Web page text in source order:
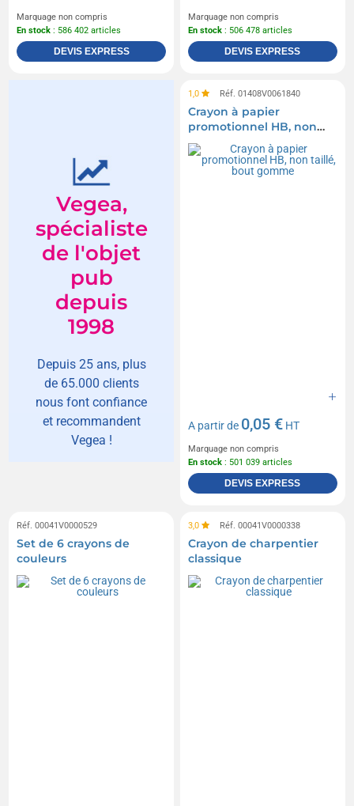
Marquage non compris
En stock : 586 402 articles
DEVIS EXPRESS
Marquage non compris
En stock : 506 478 articles
DEVIS EXPRESS
Vegea,
spécialiste
de l'objet
pub
depuis
1998
Depuis 25 ans, plus
de 65.000 clients
nous font confiance
et recommandent
Vegea !
1,0 Réf. 01408V0061840
Crayon à papier
promotionnel HB, non
taillé, bout gomme
A partir de 0,05 € HT
Marquage non compris
En stock : 501 039 articles
DEVIS EXPRESS
Réf. 00041V0000529
Set de 6 crayons de
couleurs
3,0 Réf. 00041V0000338
Crayon de charpentier
classique